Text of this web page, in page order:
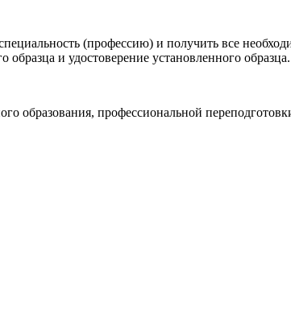
(профессию) и получить все
и удостоверение установленного образца.
образования, профессиональной